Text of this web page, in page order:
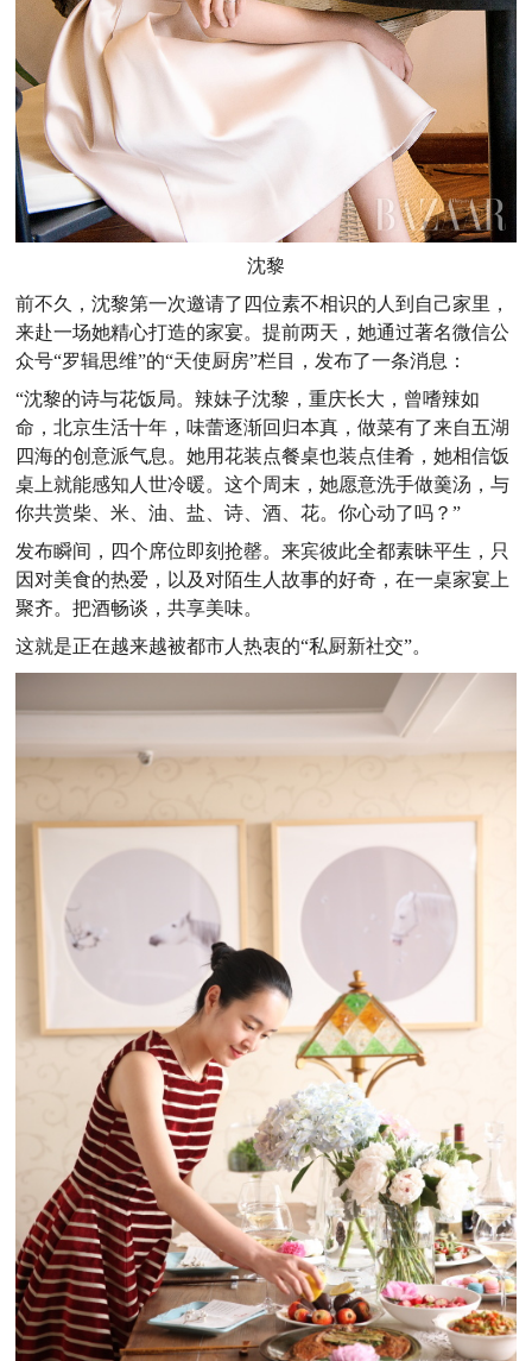
沈黎
前不久，沈黎第一次邀请了四位素不相识的人到自己家里，
来赴一场她精心打造的家宴。提前两天，她通过著名微信公
众号“罗辑思维”的“天使厨房”栏目，发布了一条消息：
“沈黎的诗与花饭局。辣妹子沈黎，重庆长大，曾嗜辣如
命，北京生活十年，味蕾逐渐回归本真，做菜有了来自五湖
四海的创意派气息。她用花装点餐桌也装点佳肴，她相信饭
桌上就能感知人世冷暖。这个周末，她愿意洗手做羹汤，与
你共赏柴、米、油、盐、诗、酒、花。你心动了吗？”
发布瞬间，四个席位即刻抢罄。来宾彼此全都素昧平生，只
因对美食的热爱，以及对陌生人故事的好奇，在一桌家宴上
聚齐。把酒畅谈，共享美味。
这就是正在越来越被都市人热衷的“私厨新社交”。